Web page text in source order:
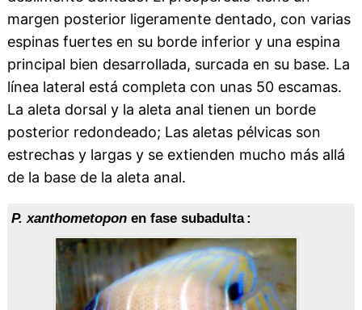
margen posterior ligeramente dentado, con varias
espinas fuertes en su borde inferior y una espina
principal bien desarrollada, surcada en su base. La
línea lateral está completa con unas 50 escamas.
La aleta dorsal y la aleta anal tienen un borde
posterior redondeado; Las aletas pélvicas son
estrechas y largas y se extienden mucho más allá
de la base de la aleta anal.
P. xanthometoponen fase subadulta :